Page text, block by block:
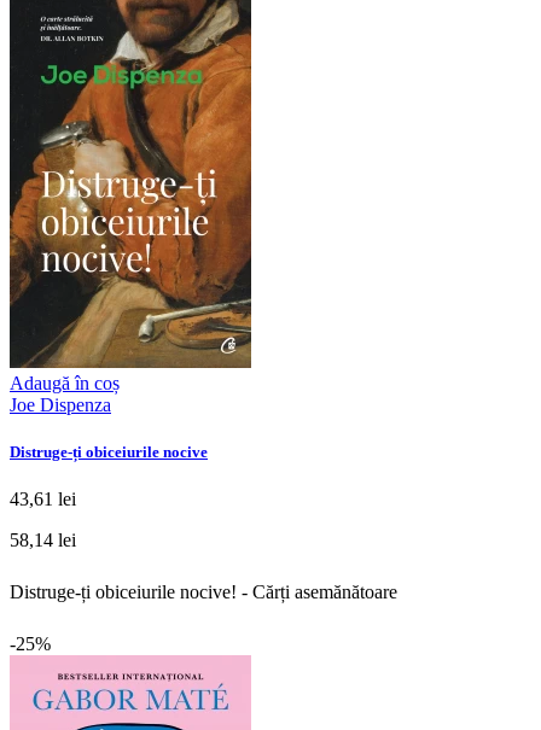
Adaugă în coș
Joe Dispenza
Distruge-ți obiceiurile nocive
43,61 lei
58,14 lei
Distruge-ți obiceiurile nocive! - Cărți asemănătoare
-25%